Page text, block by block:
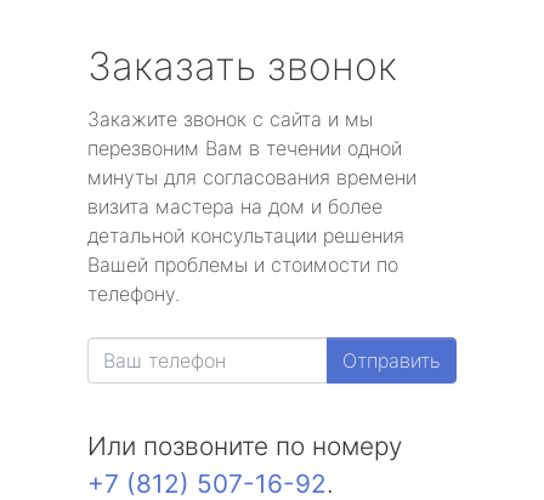
Заказать звонок
Закажите звонок с сайта и мы
перезвоним Вам в течении одной
минуты для согласования времени
визита мастера на дом и более
детальной консультации решения
Вашей проблемы и стоимости по
телефону.
Отправить
Или позвоните по номеру
+7 (812) 507-16-92.